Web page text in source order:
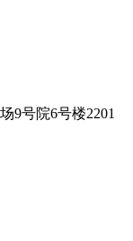
9号院6号楼2201